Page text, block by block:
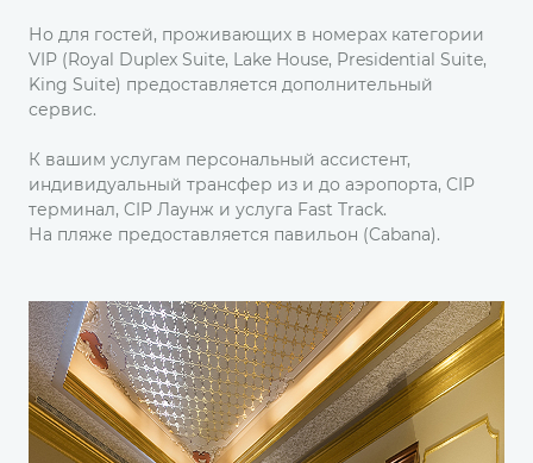
Но для гостей, проживающих в номерах категории
VIP (Royal Duplex Suite, Lake House, Presidential Suite,
King Suite) предоставляется дополнительный
сервиc.
К вашим услугам персональный ассистент,
индивидуальный трансфер из и до аэропорта, CIP
терминал, CIP Лаунж и услуга Fast Track.
На пляже предоставляется павильон (Cabana).